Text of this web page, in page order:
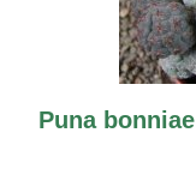
Puna